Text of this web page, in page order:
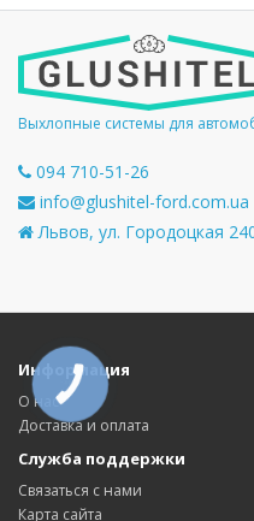
Выхлопные системы для
094 710-51-26
info@glushitel-ford.com.ua
Львов, ул. Городоцкая
Информация
О нас
Доставка и оплата
Служба поддержки
Связаться с нами
Карта сайта
КНОПКА
СВЯЗИ